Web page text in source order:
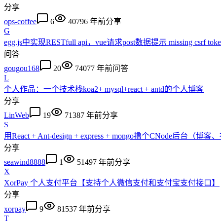
分享
ops-coffee
6 40796 年前分享
G
egg.js中实现RESTfull api，vue请求post数据提示 missing csrf
问答
gougou168
20 74077 年前问答
L
个人作品：一个技术栈koa2+ mysql+react + antd的个人博客
分享
LinWeb
19 71387 年前分享
S
用React + Ant-design + express + mongo撸个CNode后台（博客
分享
seawind8888
1 51497 年前分享
X
XorPay 个人支付平台【支持个人微信支付和支付宝支付接口】
分享
xorpay
9 81537 年前分享
T